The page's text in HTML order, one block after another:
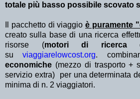
totale più basso possibile scovato
Il pacchetto di viaggio è puramente
creato sulla base di una ricerca
risorse (motori di ricerca
suviaggiarelowcost.org.
economiche (mezzo di trasporto +
servizio extra)
per una determinata
minima di n. 2 viaggiatori.